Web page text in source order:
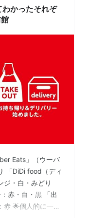
わかったそれぞ
Eats」（ウーバ
「DiDi food（ディ
ジ・白・みどり
赤・白・黒 「出
赤 🌟個人的に一番